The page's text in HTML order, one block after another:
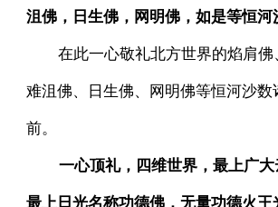
沮佛，日生佛，网明佛，如是等恒河
在此一心敬礼北方世界的焰肩佛
难沮佛、日生佛、网明佛等恒河沙数
前。
一心顶礼，四维世界，最上广大
最上日光名称功德佛，无量功德火王